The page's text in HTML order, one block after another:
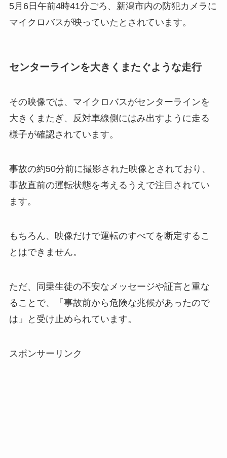
5月6日午前4時41分ごろ、新潟市内の防犯カメラに
マイクロバスが映っていたとされています。
センターラインを大きくまたぐような走行
その映像では、マイクロバスがセンターラインを
大きくまたぎ、反対車線側にはみ出すように走る
様子が確認されています。
事故の約50分前に撮影された映像とされており、
事故直前の運転状態を考えるうえで注目されてい
ます。
もちろん、映像だけで運転のすべてを断定するこ
とはできません。
ただ、同乗生徒の不安なメッセージや証言と重な
ることで、「事故前から危険な兆候があったので
は」と受け止められています。
スポンサーリンク